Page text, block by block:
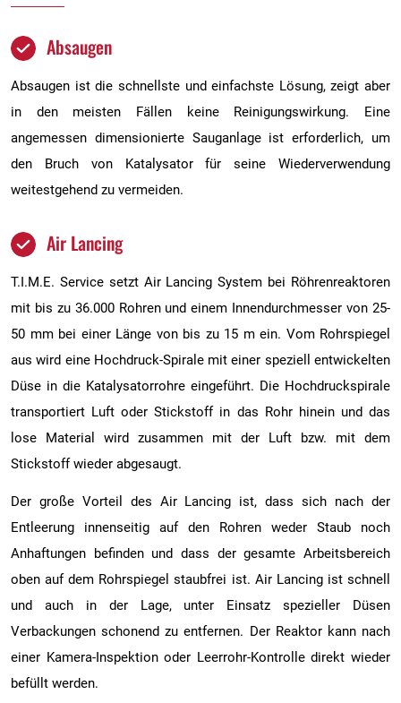
Absaugen
Absaugen ist die schnellste und einfachste Lösung, zeigt aber
in den meisten Fällen keine Reinigungswirkung. Eine
angemessen dimensionierte Sauganlage ist erforderlich, um
den Bruch von Katalysator für seine Wiederverwendung
weitestgehend zu vermeiden.
Air Lancing
T.I.M.E. Service setzt Air Lancing System bei Röhrenreaktoren
mit bis zu 36.000 Rohren und einem Innendurchmesser von 25-
50 mm bei einer Länge von bis zu 15 m ein. Vom Rohrspiegel
aus wird eine Hochdruck-Spirale mit einer speziell entwickelten
Düse in die Katalysatorrohre eingeführt. Die Hochdruckspirale
transportiert Luft oder Stickstoff in das Rohr hinein und das
lose Material wird zusammen mit der Luft bzw. mit dem
Stickstoff wieder abgesaugt.
Der große Vorteil des Air Lancing ist, dass sich nach der
Entleerung innenseitig auf den Rohren weder Staub noch
Anhaftungen befinden und dass der gesamte Arbeitsbereich
oben auf dem Rohrspiegel staubfrei ist. Air Lancing ist schnell
und auch in der Lage, unter Einsatz spezieller Düsen
Verbackungen schonend zu entfernen. Der Reaktor kann nach
einer Kamera-Inspektion oder Leerrohr-Kontrolle direkt wieder
befüllt werden.